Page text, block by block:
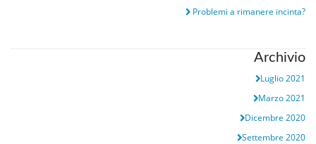
Problemi a rimanere incinta?
Archivio
Luglio 2021
Marzo 2021
Dicembre 2020
Settembre 2020